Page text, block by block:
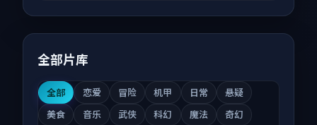
全部片库
全部 恋爱 冒险 机甲 日常
悬疑
美食
音乐 武侠 科幻 魔法
奇幻